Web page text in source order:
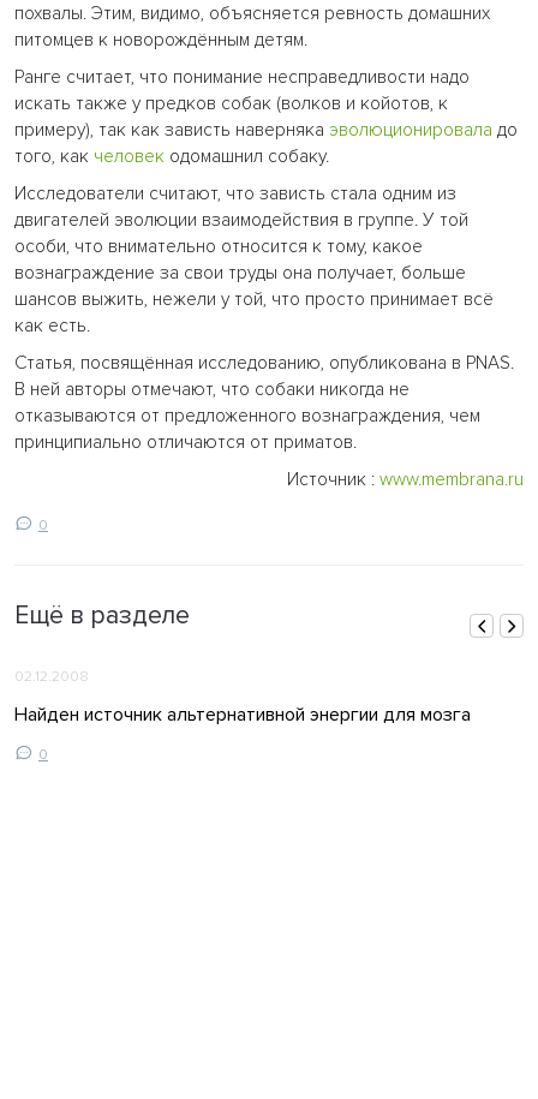
похвалы. Этим, видимо, объясняется ревность домашних
питомцев к новорождённым детям.
Ранге считает, что понимание несправедливости надо
искать также у предков собак (волков и койотов, к
примеру), так как зависть наверняка эволюционировала до
того, как человек одомашнил собаку.
Исследователи считают, что зависть стала одним из
двигателей эволюции взаимодействия в группе. У той
особи, что внимательно относится к тому, какое
вознаграждение за свои труды она получает, больше
шансов выжить, нежели у той, что просто принимает всё
как есть.
Статья, посвящённая исследованию, опубликована в PNAS.
В ней авторы отмечают, что собаки никогда не
отказываются от предложенного вознаграждения, чем
принципиально отличаются от приматов.
Источник : www.membrana.ru
0
Ещё в разделе
02.12.2008
Найден источник альтернативной энергии для мозга
0